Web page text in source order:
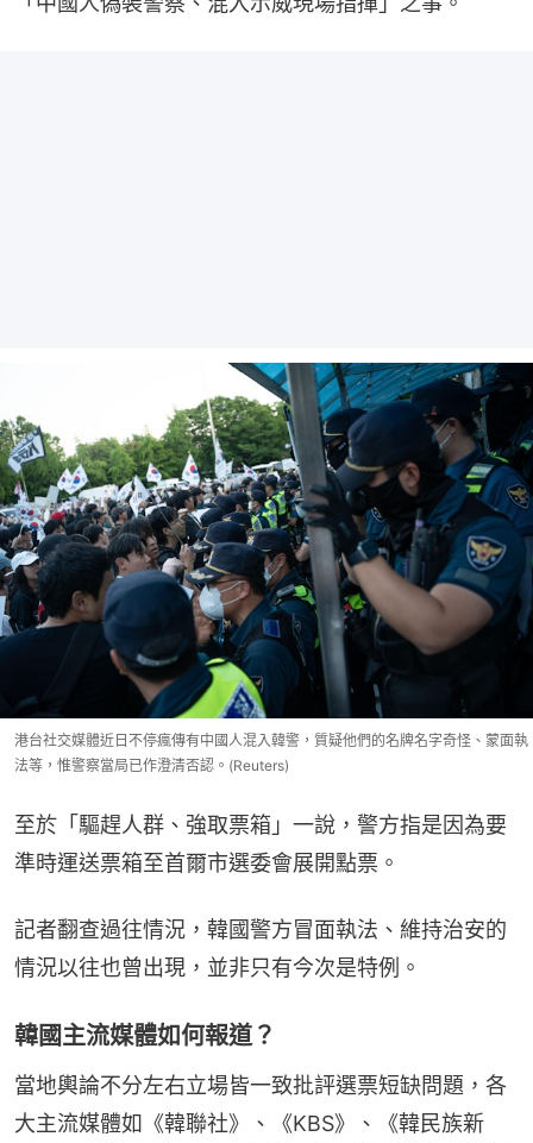
港台社交媒體近日不停瘋傳有中國人混入韓警，質疑他們的名牌名字奇怪、蒙面執
法等，惟警察當局已作澄清否認。(Reuters)
至於「驅趕人群、強取票箱」一說，警方指是因為要
準時運送票箱至首爾市選委會展開點票。
記者翻查過往情況，韓國警方冒面執法、維持治安的
情況以往也曾出現，並非只有今次是特例。
韓國主流媒體如何報道？
當地輿論不分左右立場皆一致批評選票短缺問題，各
大主流媒體如《韓聯社》、《KBS》、《韓民族新